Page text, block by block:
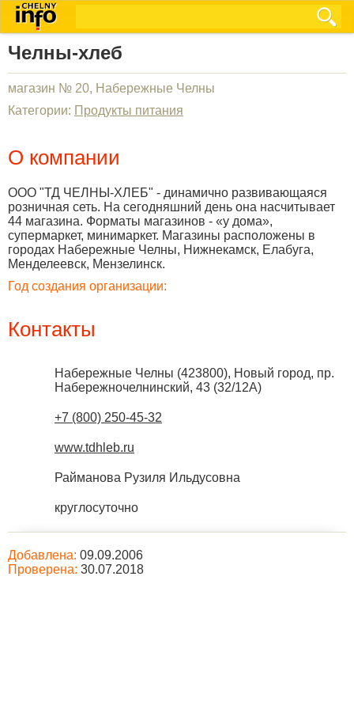
Челны-хлеб
магазин № 20, Набережные Челны
Категории: Продукты питания
О компании
ООО "ТД ЧЕЛНЫ-ХЛЕБ" - динамично развивающаяся
розничная сеть. На сегодняшний день она насчитывает
44 магазина. Форматы магазинов - «у дома»,
супермаркет, минимаркет. Магазины расположены в
городах Набережные Челны, Нижнекамск, Елабуга,
Менделеевск, Мензелинск.
Год создания организации:
Контакты
Набережные Челны (423800), Новый город, пр.
Набережночелнинский, 43 (32/12А)
+7 (800) 250-45-32
www.tdhleb.ru
Райманова Рузиля Ильдусовна
круглосуточно
Добавлена: 09.09.2006
Проверена: 30.07.2018